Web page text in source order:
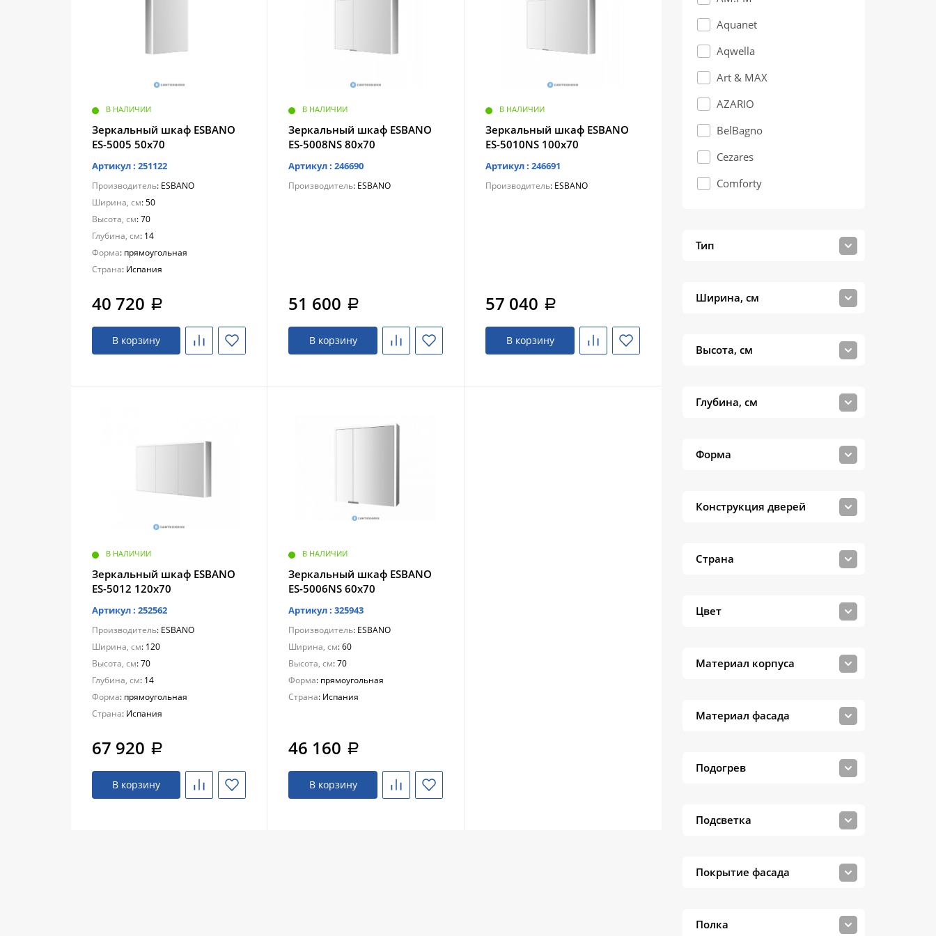
Aquanet
Aqwella
Art & MAX
AZARIO
BelBagno
Cezares
Comforty
Roca
Тип
Ширина, см
Высота, см
Глубина, см
Форма
Конструкция дверей
Страна
Цвет
Материал корпуса
Материал фасада
Подогрев
Подсветка
Покрытие фасада
Полка
В НАЛИЧИИ
Зеркальный шкаф ESBANO
ES-5005 50х70
Артикул : 251122
Производитель: ESBANO
Ширина, см: 50
Высота, см: 70
Глубина, см: 14
Форма: прямоугольная
Страна: Испания
40 720 a
В корзину
В НАЛИЧИИ
Зеркальный шкаф ESBANO
ES-5008NS 80х70
Артикул : 246690
Производитель: ESBANO
51 600 a
В корзину
В НАЛИЧИИ
Зеркальный шкаф ESBANO
ES-5010NS 100х70
Артикул : 246691
Производитель: ESBANO
57 040 a
В корзину
В НАЛИЧИИ
Зеркальный шкаф ESBANO
ES-5012 120х70
Артикул : 252562
Производитель: ESBANO
Ширина, см: 120
Высота, см: 70
Глубина, см: 14
Форма: прямоугольная
Страна: Испания
67 920 a
В корзину
В НАЛИЧИИ
Зеркальный шкаф ESBANO
ES-5006NS 60х70
Артикул : 325943
Производитель: ESBANO
Ширина, см: 60
Высота, см: 70
Форма: прямоугольная
Страна: Испания
46 160 a
В корзину